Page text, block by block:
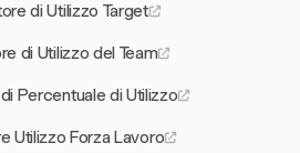
di Utilizzo Target
di Utilizzo del Team
Percentuale di Utilizzo
Utilizzo Forza Lavoro